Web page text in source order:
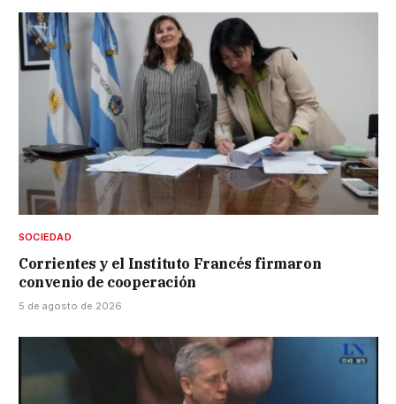
SOCIEDAD
Corrientes y el Instituto Francés firmaron
convenio de cooperación
5 de agosto de 2026